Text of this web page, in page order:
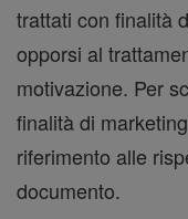
trattati con finalità
opporsi al
motivazione. Per
finalità di
riferimento alle
documento.